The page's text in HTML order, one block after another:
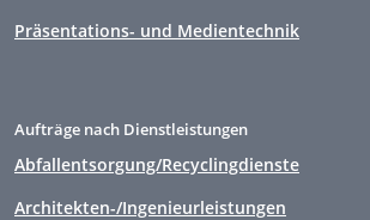
Präsentations- und Medientechnik
Aufträge nach Dienstleistungen
Abfallentsorgung/Recyclingdienste
Architekten-/Ingenieurleistungen